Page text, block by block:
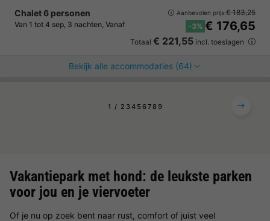
Chalet 6 personen
Van 1 tot 4 sep, 3 nachten, Vanaf
Aanbevolen prijs:€ 183,25
-3% € 176,65
Totaal € 221,55 incl. toeslagen
Bekijk alle accommodaties (64)
1 2 3 4 5 67 8 9
Vakantiepark met hond: de leukste parken
voor jou en je viervoeter
Of je nu op zoek bent naar rust, comfort of juist veel